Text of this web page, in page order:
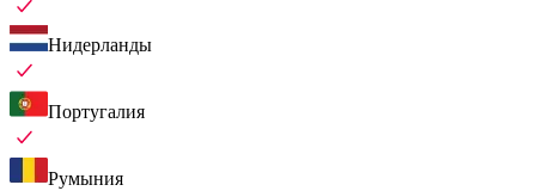
Нидерланды
Португалия
Румыния